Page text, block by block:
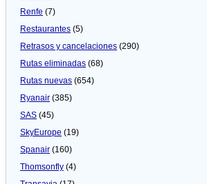
Renfe (7)
Restaurantes (5)
Retrasos y cancelaciones (290)
Rutas eliminadas (68)
Rutas nuevas (654)
Ryanair (385)
SAS (45)
SkyEurope (19)
Spanair (160)
Thomsonfly (4)